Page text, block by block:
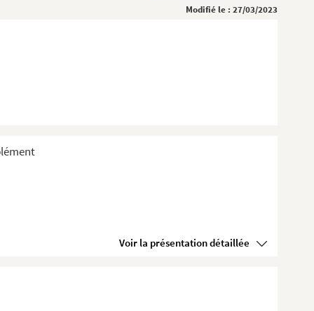
Modifié le : 27/03/2023
Voir la présentation détaillée